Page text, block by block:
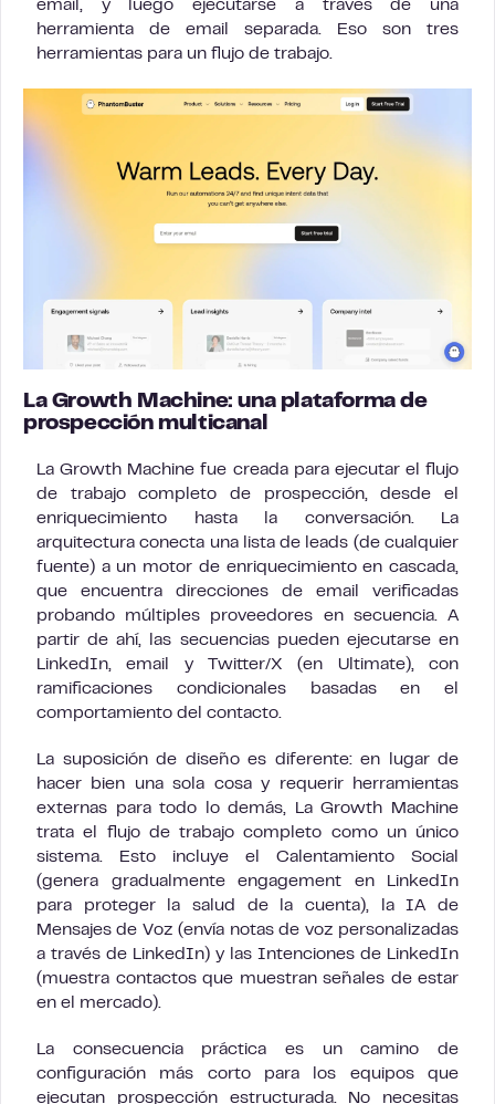
email, y luego ejecutarse a través de una
herramienta de email separada. Eso son tres
herramientas para un flujo de trabajo.
La Growth Machine: una plataforma de
prospección multicanal
La Growth Machine fue creada para ejecutar el flujo
de trabajo completo de prospección, desde el
enriquecimiento hasta la conversación. La
arquitectura conecta una lista de leads (de cualquier
fuente) a un motor de enriquecimiento en cascada,
que encuentra direcciones de email verificadas
probando múltiples proveedores en secuencia. A
partir de ahí, las secuencias pueden ejecutarse en
LinkedIn, email y Twitter/X (en Ultimate), con
ramificaciones condicionales basadas en el
comportamiento del contacto.
La suposición de diseño es diferente: en lugar de
hacer bien una sola cosa y requerir herramientas
externas para todo lo demás, La Growth Machine
trata el flujo de trabajo completo como un único
sistema. Esto incluye el Calentamiento Social
(genera gradualmente engagement en LinkedIn
para proteger la salud de la cuenta), la IA de
Mensajes de Voz (envía notas de voz personalizadas
a través de LinkedIn) y las Intenciones de LinkedIn
(muestra contactos que muestran señales de estar
en el mercado).
La consecuencia práctica es un camino de
configuración más corto para los equipos que
ejecutan prospección estructurada. No necesitas